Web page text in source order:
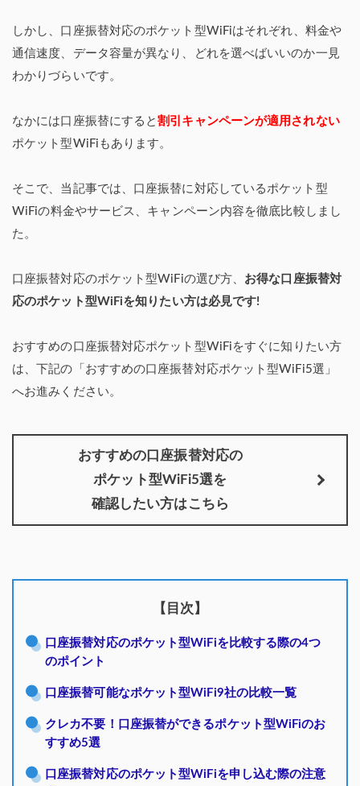
しかし、口座振替対応のポケット型WiFiはそれぞれ、料金や
通信速度、データ容量が異なり、どれを選べばいいのか一見
わかりづらいです。
なかには口座振替にすると割引キャンペーンが適用されない
ポケット型WiFiもあります。
そこで、当記事では、口座振替に対応しているポケット型
WiFiの料金やサービス、キャンペーン内容を徹底比較しまし
た。
口座振替対応のポケット型WiFiの選び方、 お得な口座振替対
応のポケット型WiFiを知りたい方は必見です!
おすすめの口座振替対応ポケット型WiFiをすぐに知りたい方
は、下記の「おすすめの口座振替対応ポケット型WiFi5選」
へお進みください。
おすすめの口座振替対応の
ポケット型WiFi5選を
確認したい方はこちら
【目次】
口座振替対応のポケット型WiFiを比較する際の4つ
のポイント
口座振替可能なポケット型WiFi9社の比較一覧
クレカ不要！口座振替ができるポケット型WiFiのお
すすめ5選
口座振替対応のポケット型WiFiを申し込む際の注意